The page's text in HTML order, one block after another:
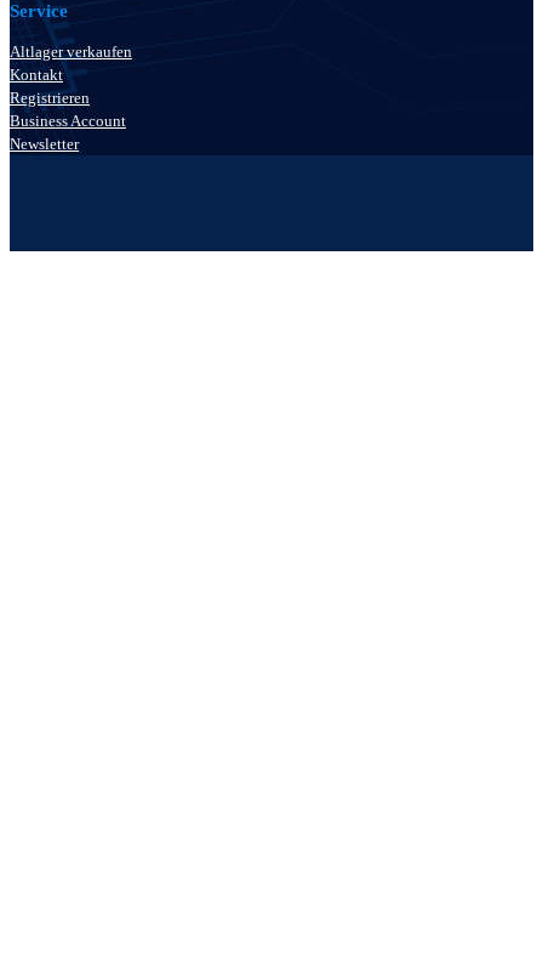
Service
Altlager verkaufen
Kontakt
Registrieren
Business Account
Newsletter